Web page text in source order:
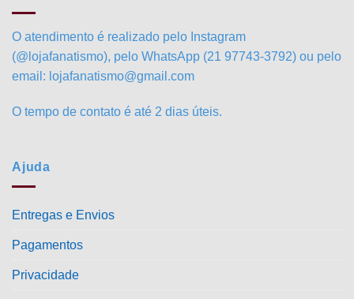
O atendimento é realizado pelo Instagram
(@lojafanatismo), pelo WhatsApp (21 97743-3792) ou pelo
email: lojafanatismo@gmail.com
O tempo de contato é até 2 dias úteis.
Ajuda
Entregas e Envios
Pagamentos
Privacidade